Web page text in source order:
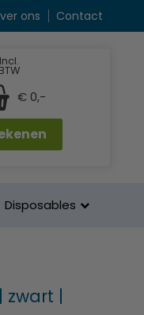
ons Contact
Incl.
BTW
€ 0,-
Disposables
zwart |